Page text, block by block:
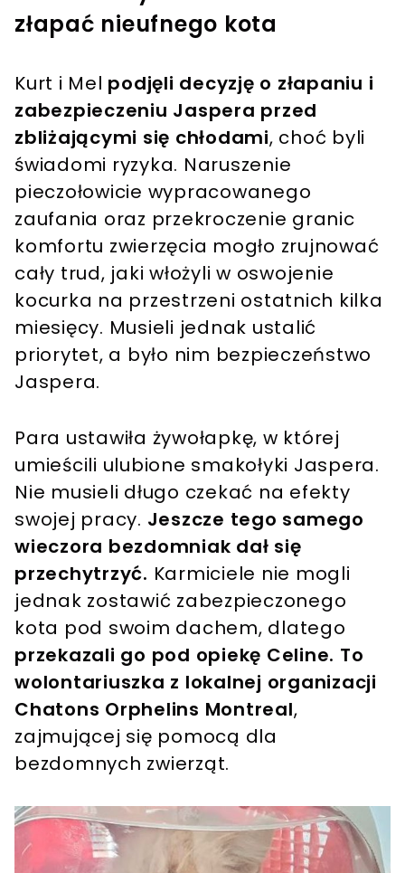
złapać nieufnego kota
Kurt i Mel podjęli decyzję o złapaniu i
zabezpieczeniu Jaspera przed
zbliżającymi się chłodami, choć byli
świadomi ryzyka. Naruszenie
pieczołowicie wypracowanego
zaufania oraz przekroczenie granic
komfortu zwierzęcia mogło zrujnować
cały trud, jaki włożyli w oswojenie
kocurka na przestrzeni ostatnich kilka
miesięcy. Musieli jednak ustalić
priorytet, a było nim bezpieczeństwo
Jaspera.
Para ustawiła żywołapkę, w której
umieścili ulubione smakołyki Jaspera.
Nie musieli długo czekać na efekty
swojej pracy. Jeszcze tego samego
wieczora bezdomniak dał się
przechytrzyć. Karmiciele nie mogli
jednak zostawić zabezpieczonego
kota pod swoim dachem, dlatego
przekazali go pod opiekę Celine. To
wolontariuszka z lokalnej organizacji
Chatons Orphelins Montreal,
zajmującej się pomocą dla
bezdomnych zwierząt.